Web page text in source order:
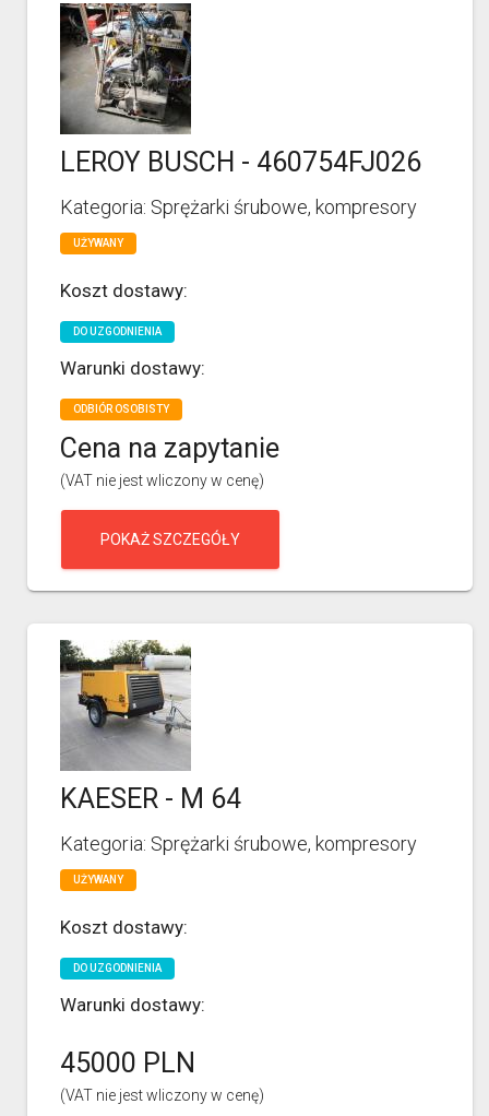
LEROY BUSCH - 460754FJ026
Kategoria: Sprężarki śrubowe, kompresory
UŻYWANY
Koszt dostawy:
DO UZGODNIENIA
Warunki dostawy:
ODBIÓR OSOBISTY
Cena na zapytanie
(VAT nie jest wliczony w cenę)
POKAŻ SZCZEGÓŁY
KAESER - M 64
Kategoria: Sprężarki śrubowe, kompresory
UŻYWANY
Koszt dostawy:
DO UZGODNIENIA
Warunki dostawy:
45000 PLN
(VAT nie jest wliczony w cenę)